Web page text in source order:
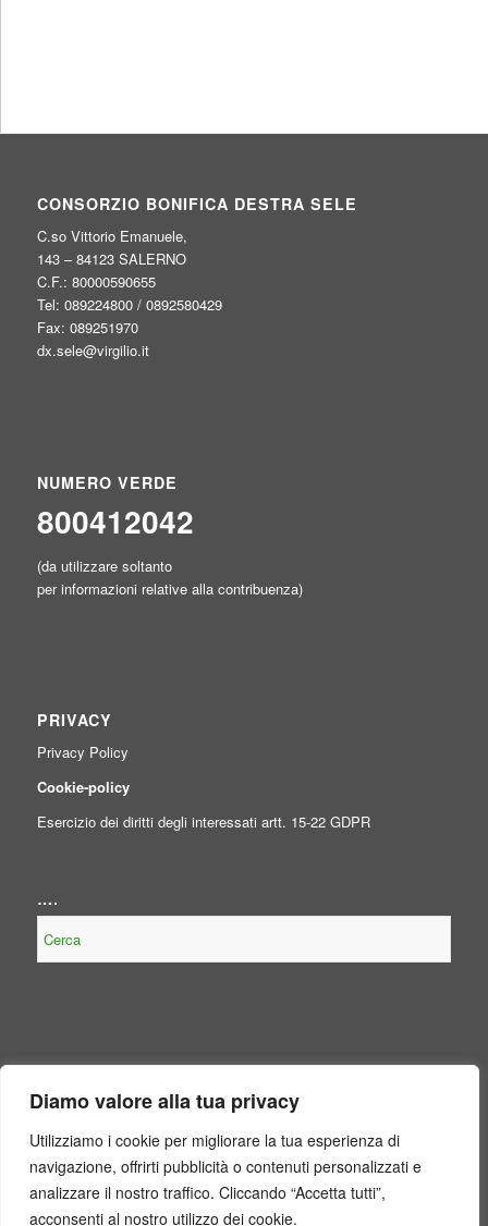
Diamo valore alla tua privacy
Utilizziamo i cookie per migliorare la tua esperienza di
navigazione, offrirti pubblicità o contenuti personalizzati e
analizzare il nostro traffico. Cliccando “Accetta tutti”,
acconsenti al nostro utilizzo dei cookie.
CONSORZIO BONIFICA DESTRA SELE
C.so Vittorio Emanuele,
143 – 84123 SALERNO
C.F.: 80000590655
Tel: 089224800 / 0892580429
Fax: 089251970
dx.sele@virgilio.it
NUMERO VERDE
800412042
(da utilizzare soltanto
per informazioni relative alla contribuenza)
PRIVACY
Privacy Policy
Cookie-policy
Esercizio dei diritti degli interessati artt. 15-22 GDPR
….
NOTE LEGALI
Contenuto non presente perché non obbligatorio, per legge, per il